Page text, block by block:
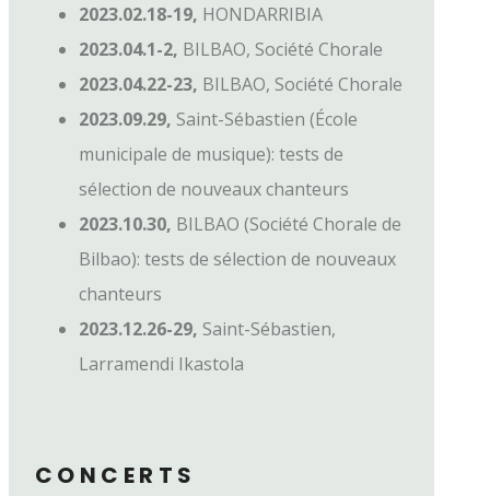
2023.02.18-19, HONDARRIBIA
2023.04.1-2, BILBAO, Société Chorale
2023.04.22-23, BILBAO, Société Chorale
2023.09.29, Saint-Sébastien (École
municipale de musique): tests de
sélection de nouveaux chanteurs
2023.10.30, BILBAO (Société Chorale de
Bilbao): tests de sélection de nouveaux
chanteurs
2023.12.26-29, Saint-Sébastien,
Larramendi Ikastola
CONCERTS